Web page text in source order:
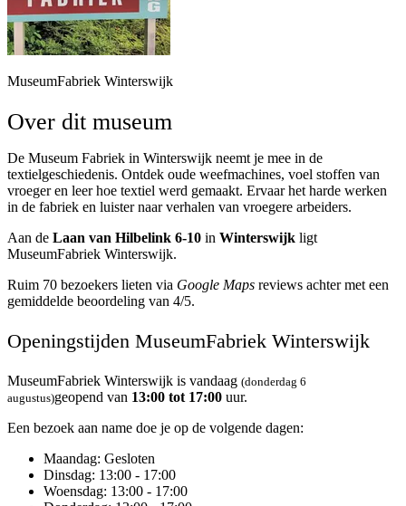
MuseumFabriek Winterswijk
Over dit museum
De Museum Fabriek in Winterswijk neemt je mee in de
textielgeschiedenis. Ontdek oude weefmachines, voel stoffen van
vroeger en leer hoe textiel werd gemaakt. Ervaar het harde werken
in de fabriek en luister naar verhalen van vroegere arbeiders.
Aan de Laan van Hilbelink 6-10 in Winterswijk ligt
MuseumFabriek Winterswijk.
Ruim 70 bezoekers lieten via Google Maps reviews achter met een
gemiddelde beoordeling van 4/5.
Openingstijden MuseumFabriek Winterswijk
MuseumFabriek Winterswijk is vandaag (donderdag 6
augustus)geopend van 13:00 tot 17:00 uur.
Een bezoek aan name doe je op de volgende dagen:
Maandag: Gesloten
Dinsdag: 13:00 - 17:00
Woensdag: 13:00 - 17:00